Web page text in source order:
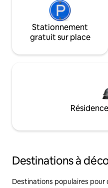
Stationnement
gratuit sur place
Destinations à
Destinations populaires pour